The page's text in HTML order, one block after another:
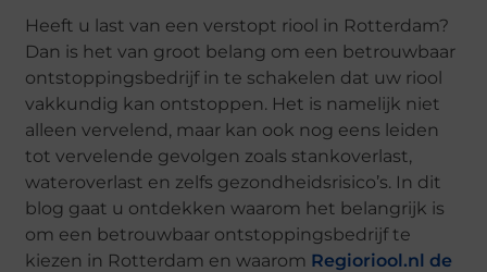
Heeft u last van een verstopt riool in Rotterdam?
Dan is het van groot belang om een betrouwbaar
ontstoppingsbedrijf in te schakelen dat uw riool
vakkundig kan ontstoppen. Het is namelijk niet
alleen vervelend, maar kan ook nog eens leiden
tot vervelende gevolgen zoals stankoverlast,
wateroverlast en zelfs gezondheidsrisico’s. In dit
blog gaat u ontdekken waarom het belangrijk is
om een betrouwbaar ontstoppingsbedrijf te
kiezen in Rotterdam en waarom Regioriool.nl de